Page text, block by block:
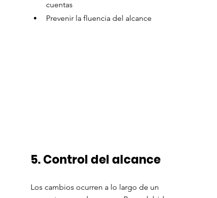
cuentas
Prevenir la fluencia del alcance
5. Control del alcance
Los cambios ocurren a lo largo de un